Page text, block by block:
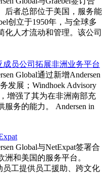
后者总部位于美国，服务能
创立于1950年，与全球多
化人才流动和管理。该公司
成员公司拓展非洲业务平台
Global通过新增Andersen
发展；Windhoek Advisory
增强了其为在非洲南部充
务的能力。 Andersen in
Global与NetExpat签署合
和美国的服务平台。
员工提供员工援助、跨文化